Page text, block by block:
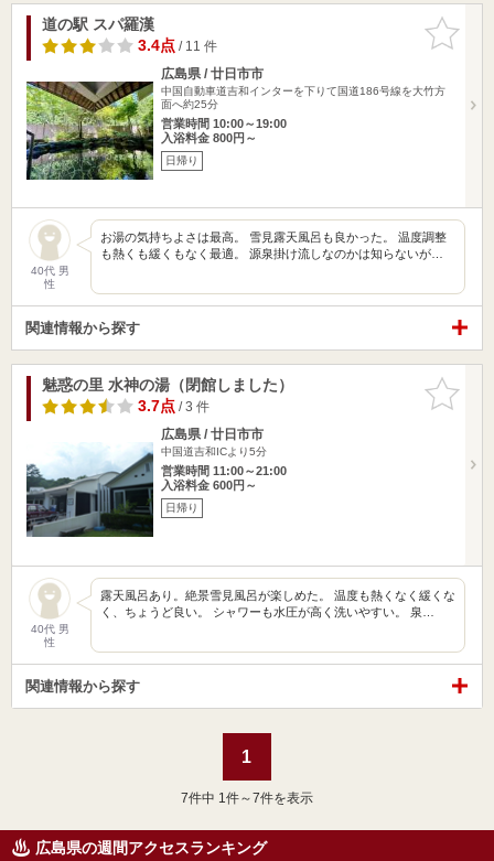
お気に入
りに追加
道の駅 スパ羅漢
3.4点/ 11 件
広島県 / 廿日市市
中国自動車道吉和インターを下りて国道186号線を大竹方
面へ約25分
営業時間 10:00～19:00
入浴料金 800円～
日帰り
40代 男
性
お湯の気持ちよさは最高。 雪見露天風呂も良かった。 温度調整
も熱くも緩くもなく最適。 源泉掛け流しなのかは知らないが…
関連情報から探す
お気に入
りに追加
魅惑の里 水神の湯（閉館しました）
3.7点/ 3 件
広島県 / 廿日市市
中国道吉和ICより5分
営業時間 11:00～21:00
入浴料金 600円～
日帰り
40代 男
性
露天風呂あり。絶景雪見風呂が楽しめた。 温度も熱くなく緩くな
く、ちょうど良い。 シャワーも水圧が高く洗いやすい。 泉…
関連情報から探す
1
7件中 1件～7件を表示
広島県の週間アクセスランキング